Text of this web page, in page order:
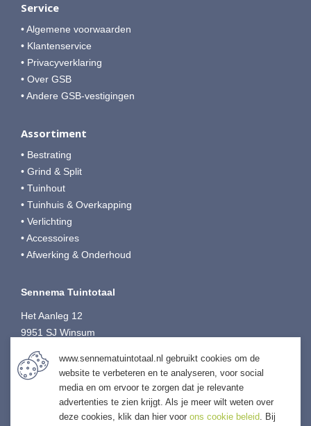
Service
• Algemene voorwaarden
• Klantenservice
• Privacyverklaring
• Over GSB
• Andere GSB-vestigingen
Assortiment
• Bestrating
• Grind & Split
• Tuinhout
• Tuinhuis & Overkapping
• Verlichting
• Accessoires
• Afwerking & Onderhoud
Sennema Tuintotaal
Het Aanleg 12
9951 SJ Winsum
0595-749080
E: tuintotaal@sennema-groep.nl
I:sennematuintotaal.nl
www.sennematuintotaal.nl gebruikt cookies om de
website te verbeteren en te analyseren, voor social
media en om ervoor te zorgen dat je relevante
advertenties te zien krijgt. Als je meer wilt weten over
deze cookies, klik dan hier voor ons cookie beleid. Bij